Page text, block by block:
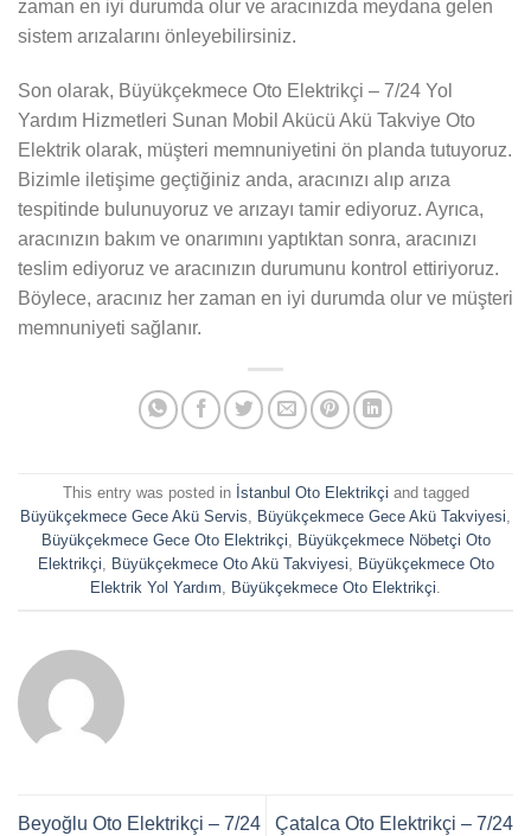
zaman en iyi durumda olur ve aracınızda meydana gelen
sistem arızalarını önleyebilirsiniz.
Son olarak, Büyükçekmece Oto Elektrikçi – 7/24 Yol
Yardım Hizmetleri Sunan Mobil Akücü Akü Takviye Oto
Elektrik olarak, müşteri memnuniyetini ön planda tutuyoruz.
Bizimle iletişime geçtiğiniz anda, aracınızı alıp arıza
tespitinde bulunuyoruz ve arızayı tamir ediyoruz. Ayrıca,
aracınızın bakım ve onarımını yaptıktan sonra, aracınızı
teslim ediyoruz ve aracınızın durumunu kontrol ettiriyoruz.
Böylece, aracınız her zaman en iyi durumda olur ve müşteri
memnuniyeti sağlanır.
This entry was posted in İstanbul Oto Elektrikçi and tagged
Büyükçekmece Gece Akü Servis, Büyükçekmece Gece Akü Takviyesi,
Büyükçekmece Gece Oto Elektrikçi, Büyükçekmece Nöbetçi Oto
Elektrikçi, Büyükçekmece Oto Akü Takviyesi, Büyükçekmece Oto
Elektrik Yol Yardım, Büyükçekmece Oto Elektrikçi.
Beyoğlu Oto Elektrikçi – 7/24
Çatalca Oto Elektrikçi – 7/24